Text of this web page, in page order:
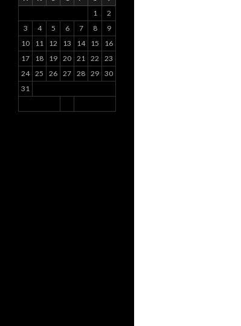
1
2
3
4 5 6 7 8
9
10
11 12 13 14 15
16
17
18 19 20 21 22
23
24 25 26 27 28 29 30
31